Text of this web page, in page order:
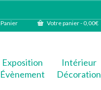
Panier Votre panier-0,00€
Exposition
Évènement
Intérieur
Décoration